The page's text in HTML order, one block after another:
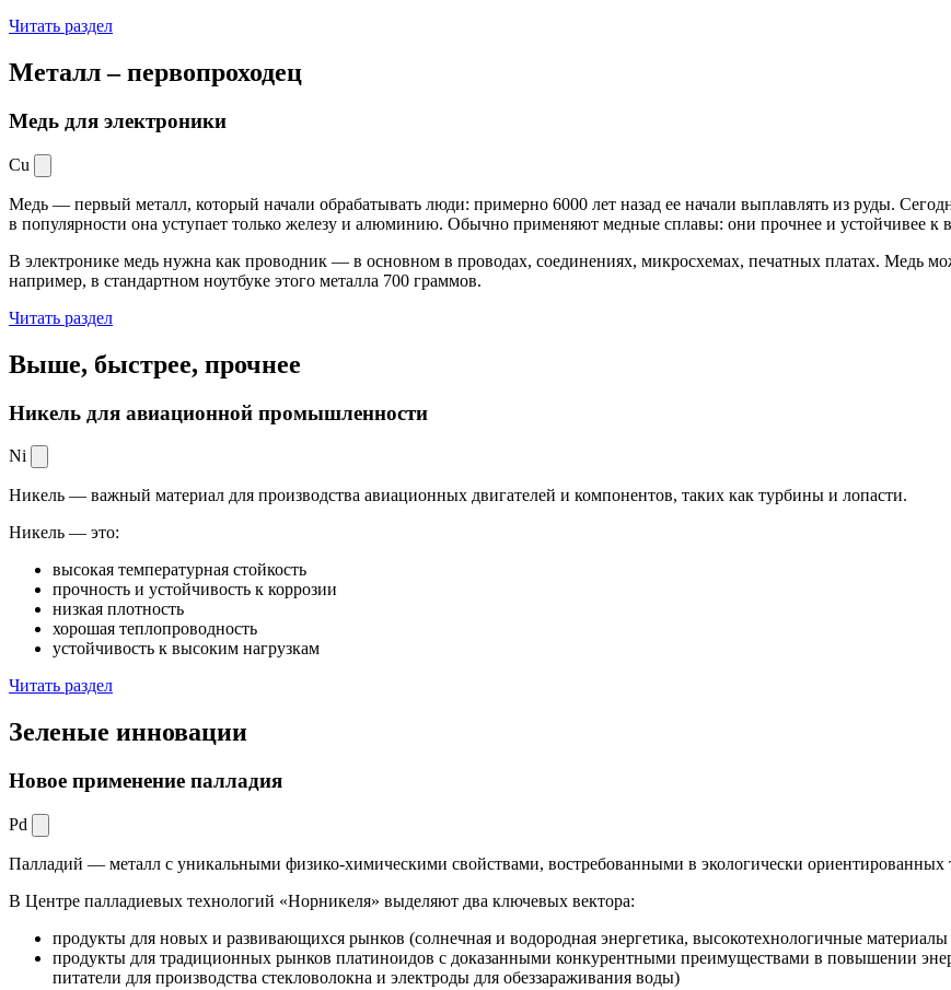
Читать раздел
Металл –первопроходец
Медь для электроники
Cu
Медь — первый металл, который начали обрабатывать люди: примерно 6000 лет назад ее начали выплавлять из руды.
в популярности она уступает только железу и алюминию. Обычно применяют медные сплавы: они прочнее и устойчивее к
В электронике медь нужна как проводник — в основном в проводах, соединениях, микросхемах, печатных платах. Медь
например, в стандартном ноутбуке этого металла 700 граммов.
Читать раздел
Выше, быстрее, прочнее
Никель для авиационной промышленности
Ni
Никель — важный материал для производства авиационных двигателей и компонентов, таких как турбины и лопасти.
Никель — это:
высокая температурная стойкость
прочность и устойчивость к коррозии
низкая плотность
хорошая теплопроводность
устойчивость к высоким нагрузкам
Читать раздел
Зеленые инновации
Новое применение палладия
Pd
Палладий — металл с уникальными физико-химическими свойствами, востребованными в экологически ориентированных
В Центре палладиевых технологий «Норникеля» выделяют два ключевых вектора:
продукты для новых и развивающихся рынков (солнечная и водородная энергетика, высокотехнологичные материалы
продукты для традиционных рынков платиноидов с доказанными конкурентными преимуществами в повышении
питатели для производства стекловолокна и электроды для обеззараживания воды)